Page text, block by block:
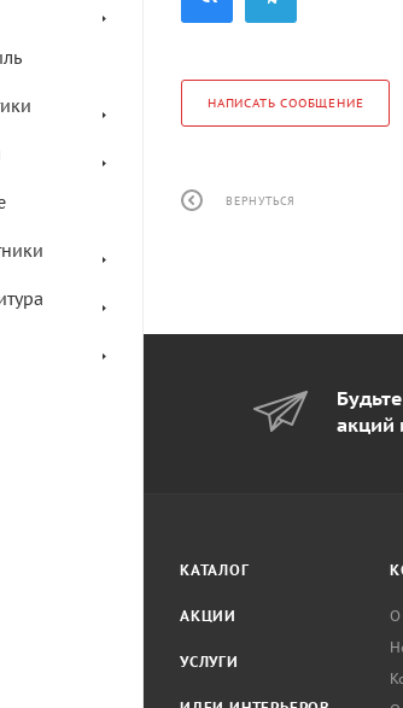
НАПИСАТЬ СООБЩЕНИЕ
ВЕРНУТЬСЯ
акций
КАТАЛОГ
АКЦИИ
УСЛУГИ
О